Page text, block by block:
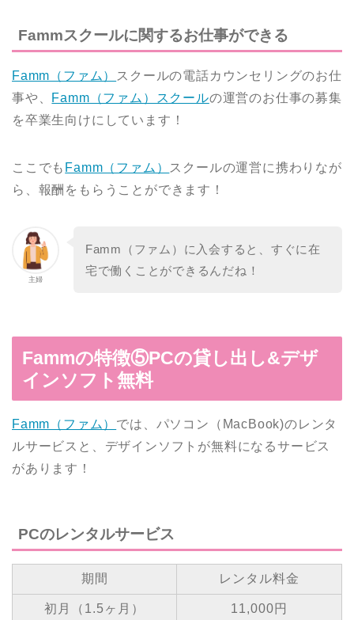
Fammスクールに関するお仕事ができる
Famm（ファム） スクールの電話カウンセリングのお仕
事や、 Famm（ファム）スクールの運営のお仕事の募集
を卒業生向けにしています！
ここでも Famm（ファム） スクールの運営に携わりなが
ら、報酬をもらうことができます！
主婦
Famm（ファム）に入会すると、すぐに在
宅で働くことができるんだね！
Fammの特徴⑤PCの貸し出し&デザ
インソフト無料
Famm（ファム） では、パソコン（MacBook)のレンタ
ルサービスと、デザインソフトが無料になるサービス
があります！
PCのレンタルサービス
期間 レンタル料金
初月（1.5ヶ月） 11,000円